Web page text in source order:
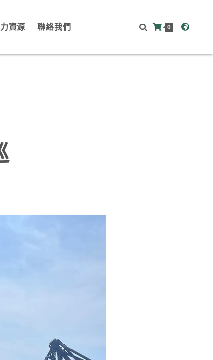
資源 聯絡我們 0